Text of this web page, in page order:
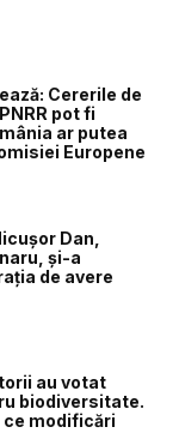
Cererile de
pot fi
ar putea
Europene
Dan,
și-a
de avere
au votat
biodiversitate.
ce modificări